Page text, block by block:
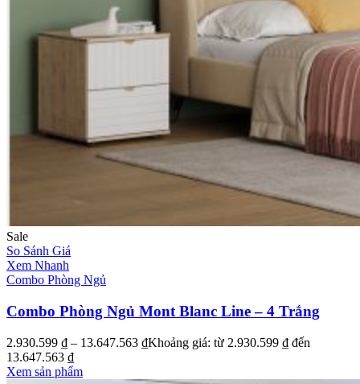
Sale
So Sánh Giá
Xem Nhanh
Combo Phòng Ngủ
Combo Phòng Ngủ Mont Blanc Line – 4 Trắng
2.930.599 ₫ – 13.647.563 ₫Khoảng giá: từ 2.930.599 ₫ đến
13.647.563 ₫
Xem sản phẩm